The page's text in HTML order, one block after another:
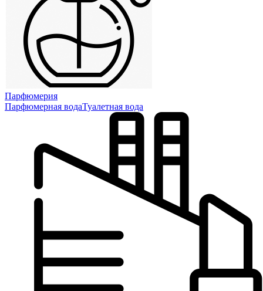
Парфюмерия
Парфюмерная водаТуалетная вода